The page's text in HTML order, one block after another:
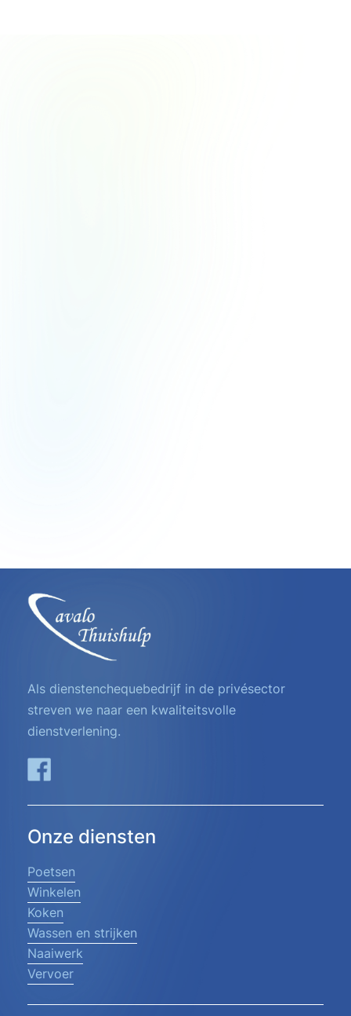
Als dienstenchequebedrijf in de privésector
streven we naar een kwaliteitsvolle
dienstverlening.
Onze diensten
Poetsen
Winkelen
Koken
Wassen en strijken
Naaiwerk
Vervoer